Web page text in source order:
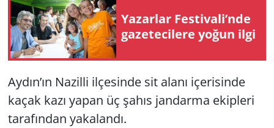
Yazarlar Festivali’nde
gazetecilere yoğun ilgi
Aydın’ın Nazilli ilçesinde sit alanı içerisinde
kaçak kazı yapan üç şahıs jandarma ekipleri
tarafından yakalandı.
SAĞLIK
SİYASET
Yerel